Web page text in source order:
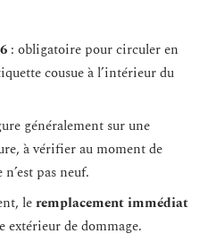
: obligatoire pour circuler en
cousue à l’intérieur du
généralement sur une
à vérifier au moment de
pas neuf.
leremplacement immédiat
extérieur de dommage.